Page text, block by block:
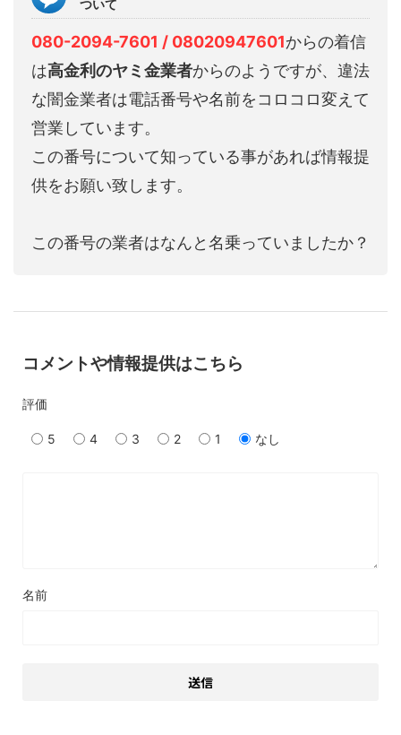
ついて
080-2094-7601 / 08020947601からの着信
は高金利のヤミ金業者からのようですが、違法
な闇金業者は電話番号や名前をコロコロ変えて
営業しています。
この番号について知っている事があれば情報提
供をお願い致します。
この番号の業者はなんと名乗っていましたか？
コメントや情報提供はこちら
評価
5 4 3 2 1 なし
名前